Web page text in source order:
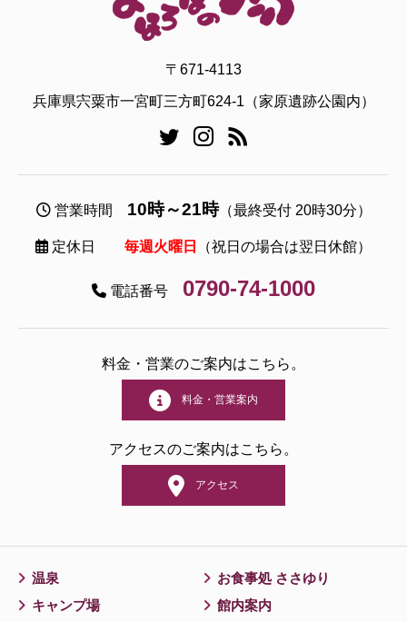
〒671-4113
兵庫県宍粟市一宮町三方町624-1（家原遺跡公園内）
営業時間 10時～21時（最終受付 20時30分）
定休日 毎週火曜日 （祝日の場合は翌日休館）
電話番号 0790-74-1000
料金・営業のご案内はこちら。
料金・営業案内
アクセスのご案内はこちら。
アクセス
温泉
お食事処 ささゆり
キャンプ場
館内案内